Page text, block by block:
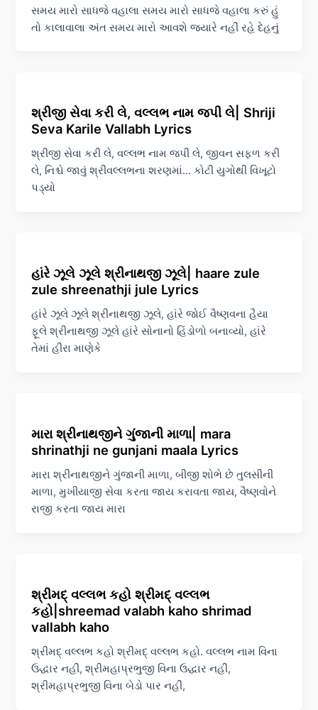
સમય મારો સાધજે વહાલા સમય મારો સાધજે વહાલા કરું હું
તો કાલાવાલા અંત સમય મારો આવશે જ્યારે નહીં રહે દેહનું
શ્રીજી સેવા કરી લે, વલ્લભ નામ જપી લે| Shriji
Seva Karile Vallabh Lyrics
શ્રીજી સેવા કરી લે, વલ્લભ નામ જપી લે, જીવન સફળ કરી
લે, નિશ્ચે જાવું શ્રીવલ્લભના શરણમાં… કોટી યુગોથી વિખૂટો
પડ્યો
હાંરે ઝૂલે ઝૂલે શ્રીનાથજી ઝૂલે| haare zule
zule shreenathji jule Lyrics
હાંરે ઝૂલે ઝૂલે શ્રીનાથજી ઝૂલે, હાંરે જોઈ વૈષ્ણવના હૈયા
ફૂલે શ્રીનાથજી ઝૂલે હાંરે સોનાનો હિંડોળો બનાવ્યો, હાંરે
તેમાં હીરા માણેકે
મારા શ્રીનાથજીને ગુંજાની માળા| mara
shrinathji ne gunjani maala Lyrics
મારા શ્રીનાથજીને ગુંજાની માળા, બીજી શોભે છે તુલસીની
માળા, મુખીયાજી સેવા કરતા જાય કરાવતા જાય, વૈષ્ણવોને
રાજી કરતા જાય મારા
શ્રીમદ્ વલ્લભ કહો શ્રીમદ્ વલ્લભ
કહો|shreemad valabh kaho shrimad
vallabh kaho
શ્રીમદ્ વલ્લભ કહો શ્રીમદ્ વલ્લભ કહો. વલ્લભ નામ વિના
ઉદ્ધાર નહીં, શ્રીમહાપ્રભુજી વિના ઉદ્ધાર નહીં,
શ્રીમહાપ્રભુજી વિના બેડો પાર નહીં,